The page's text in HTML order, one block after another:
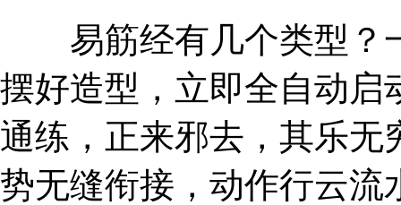
易筋经有几个类型？
摆好造型，立即全自动启
通练，正来邪去，其乐无
势无缝衔接，动作行云流